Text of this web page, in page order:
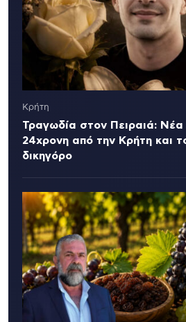
Κρήτη
Τραγωδία στον Πειραιά: Νέα
24χρονη από την Κρήτη και
δικηγόρο